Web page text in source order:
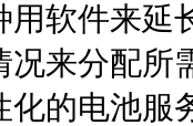
软件来延
况来分配所
化的电池服